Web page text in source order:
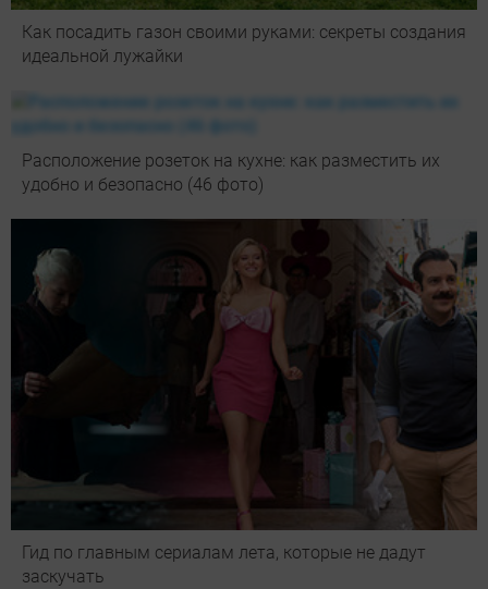
Как посадить газон своими руками: секреты создания
идеальной лужайки
Расположение розеток на кухне: как разместить их
удобно и безопасно (46 фото)
Гид по главным сериалам лета, которые не дадут
заскучать